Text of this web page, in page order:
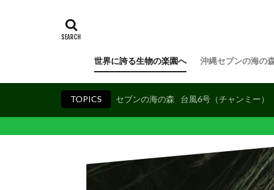
世界に誇る生物の楽園へ 沖縄セブンの海の
TOPICS セブンの海の森 台風6号（チャンミー）